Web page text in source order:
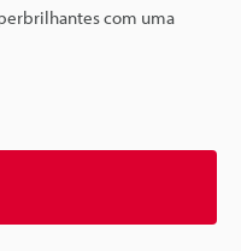
com uma